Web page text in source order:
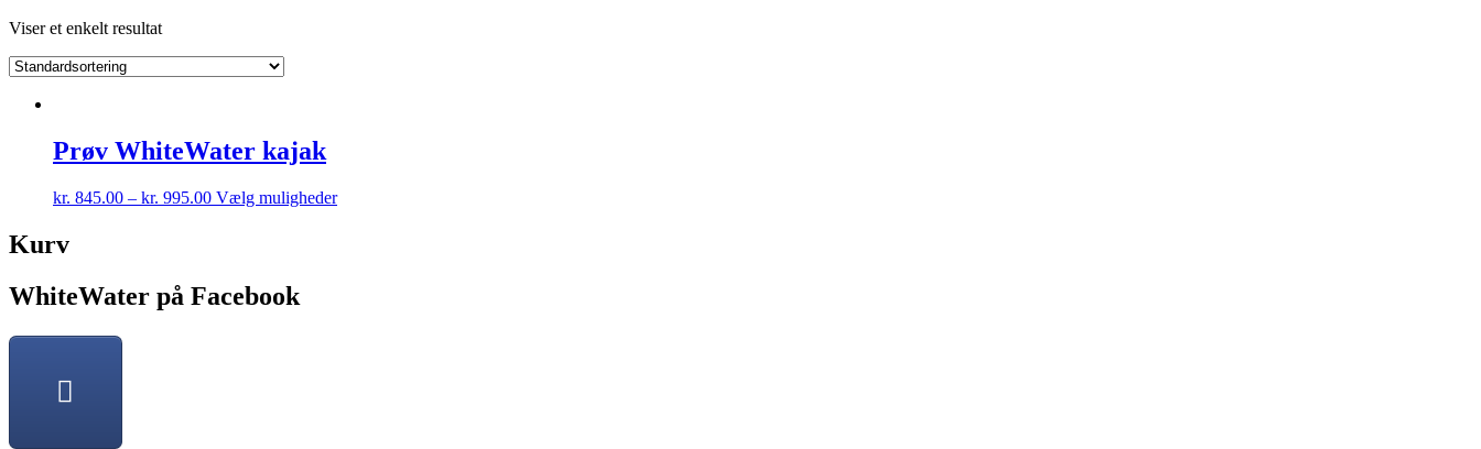
Viser et enkelt resultat
Prøv WhiteWater kajak
kr. 845.00 – kr. 995.00 Vælg mulighederThis
Kurv
WhiteWater på Facebook